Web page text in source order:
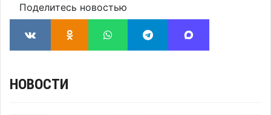
Поделитесь новостью
НОВОСТИ